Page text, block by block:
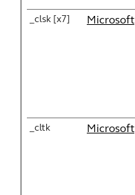
_clsk [x7] Microsoft
_cltk Microsoft